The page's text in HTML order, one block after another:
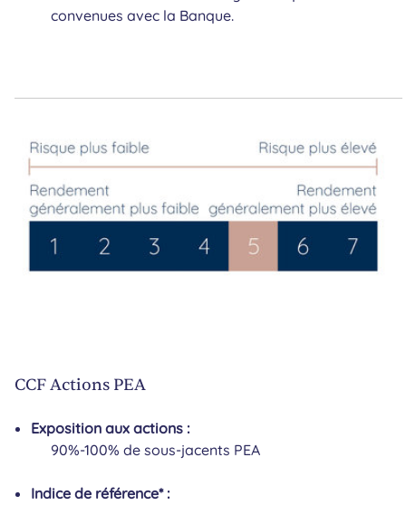
convenues avec la Banque.
CCF Actions PEA
Exposition aux actions :
90%-100% de sous-jacents PEA
Indice de référence* :